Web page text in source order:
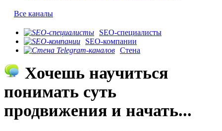
Все каналы
SEO-специалисты
SEO-компании
Стена
Хочешь научиться
понимать суть
продвижения и начать...